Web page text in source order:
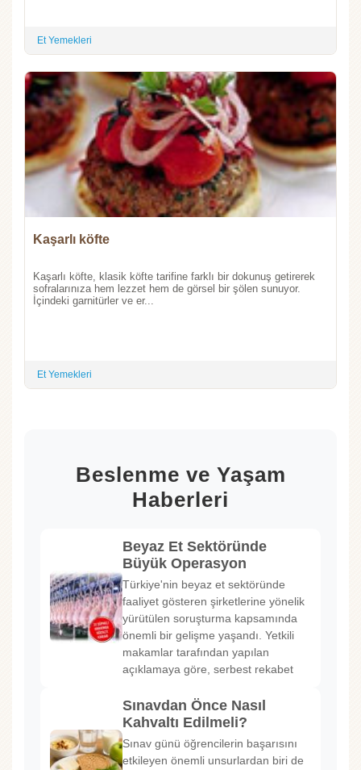
Et Yemekleri
Kaşarlı köfte
Kaşarlı köfte, klasik köfte tarifine farklı bir dokunuş getirerek
sofralarınıza hem lezzet hem de görsel bir şölen sunuyor.
İçindeki garnitürler ve er...
Et Yemekleri
Beslenme ve Yaşam
Haberleri
Beyaz Et Sektöründe
Büyük Operasyon
Türkiye'nin beyaz et sektöründe
faaliyet gösteren şirketlerine yönelik
yürütülen soruşturma kapsamında
önemli bir gelişme yaşandı. Yetkili
makamlar tarafından yapılan
açıklamaya göre, serbest rekabet
Sınavdan Önce Nasıl
Kahvaltı Edilmeli?
Sınav günü öğrencilerin başarısını
etkileyen önemli unsurlardan biri de